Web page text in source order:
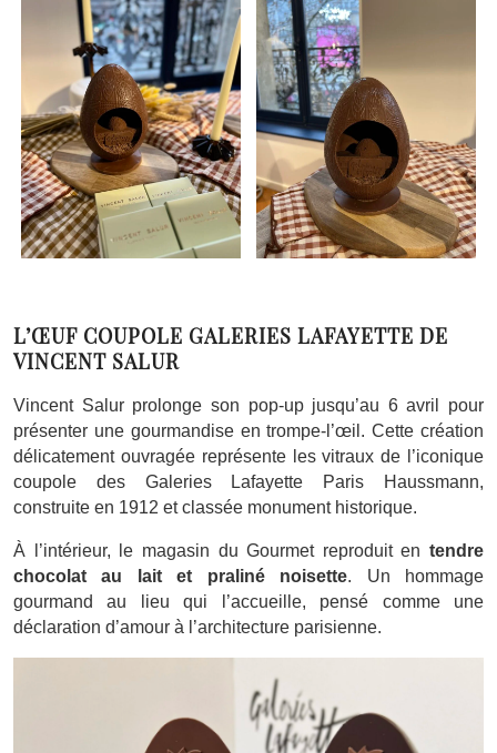
L’ŒUF COUPOLE GALERIES LAFAYETTE DE
VINCENT SALUR
Vincent Salur prolonge son pop-up jusqu’au 6 avril pour
présenter une gourmandise en trompe-l’œil. Cette création
délicatement ouvragée représente les vitraux de l’iconique
coupole des Galeries Lafayette Paris Haussmann,
construite en 1912 et classée monument historique.
À l’intérieur, le magasin du Gourmet reproduit en tendre
chocolat au lait et praliné noisette. Un hommage
gourmand au lieu qui l’accueille, pensé comme une
déclaration d’amour à l’architecture parisienne.